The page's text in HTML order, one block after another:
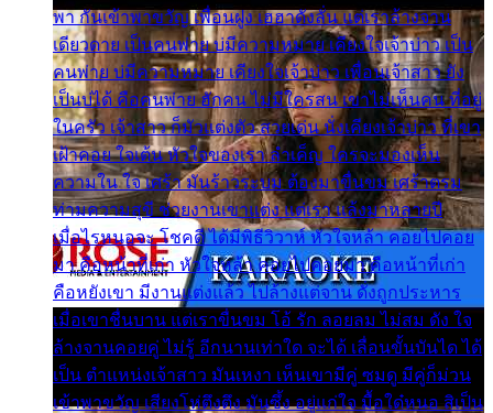
พา กันเข้าพาขวัญ เพื่อนฝูง เฮฮาดังลั่น แต่เราล้างจาน
เดียวดาย เป็นคนพ่าย บ่มีความหมาย เคียงใจเจ้าบ่าว เป็น
คนพ่าย บ่มีความหมาย เคียงใจเจ้าบ่าว เพื่อนเจ้าสาว ยัง
เป็นบ่ได้ คือคนพ่าย ฮักคน ไม่มีใครสน เขาไม่เห็นคน ที่อยู่
ในครัว เจ้าสาว ก็มัวแต่งตัว สวยเด่น นั่งเคียงเจ้าบ่าว ที่เขา
เฝ้าคอย ใจเต้น หัวใจของเรา ลำเค็ญ ใครจะมองเห็น
ความใน ใจ เศร้า มันร้าวระบม ต้องมาขื่นขม เศร้าตรม
ท่ามความสุขี ช่วยงานเขาแต่ง แต่เรา แล้งมาหลายปี
เมื่อไรหนอจะ โชคดี ได้มีพิธีวิวาห์ หัวใจหล้า คอยไปคอย
มา คือหน้าที่เก่า หัวใจหล้า คอยไปคอยมา คือหน้าที่เก่า
คือหยังเขา มีงานแต่งแล้ว ไปล้างแต่จาน ดั่งถูกประหาร
เมื่อเขาชื่นบาน แต่เราขื่นขม โอ้ รัก ลอยลม ไม่สม ดัง ใจ
ล้างจานคอยคู่ ไม่รู้ อีกนานเท่าใด จะได้ เลื่อนขั้นบันได ได้
เป็น ตำแหน่งเจ้าสาว มันเหงา เห็นเขามีคู่ ซมดู มีคู่ก็ม่วน
เข้าพาขวัญ เสียงโห่ตึงตึง มันซึ้ง อยู่แก่ใจ มื้อใด๋หนอ สิเป็น